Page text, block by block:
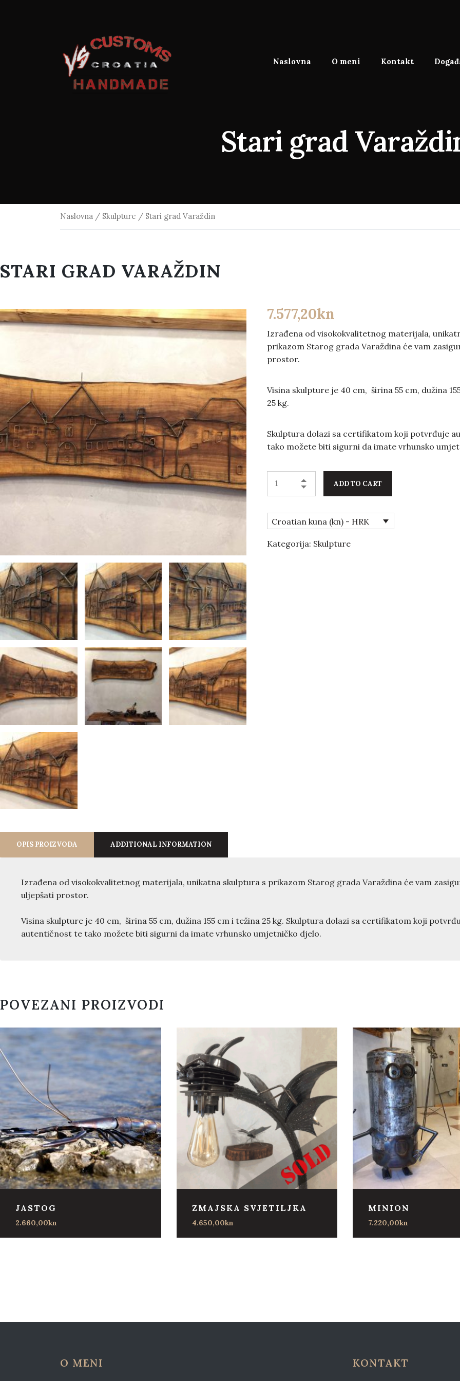
Naslovna O meni Kontakt
Stari grad
Naslovna / Skulpture / Stari grad Varaždin
STARI GRAD VARAŽDIN
7.577,20kn
Izrađena od visokokvalitetnog materijala,
prikazom Starog grada Varaždina će vam
prostor.
Visina skulpture je 40 cm, širina 55 cm, dužina
25 kg.
Skulptura dolazi sa certifikatom koji potvrđuje
tako možete biti sigurni da imate vrhunsko
ADD TO CART
Croatian kuna (kn) - HRK
Kategorija: Skulpture
OPIS PROIZVODA ADDITIONAL INFORMATION
Izrađena od visokokvalitetnog materijala, unikatna skulptura s prikazom Starog grada Varaždina će vam
uljepšati prostor.
Visina skulpture je 40 cm, širina 55 cm, dužina 155 cm i težina 25 kg. Skulptura dolazi sa certifikatom koji
autentičnost te tako možete biti sigurni da imate vrhunsko umjetničko djelo.
POVEZANI PROIZVODI
JASTOG
2.660,00kn
ZMAJSKA SVJETILJKA
4.650,00kn
MINION
7.220,00kn
O MENI KONTAKT